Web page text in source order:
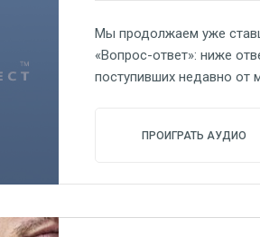
Мы продолжаем уже
«Вопрос-ответ»: ниже
поступивших недавно от
построить отношения с
уровня? 3. Как
общения не происходит
ПРОИГРАТЬ АУДИО